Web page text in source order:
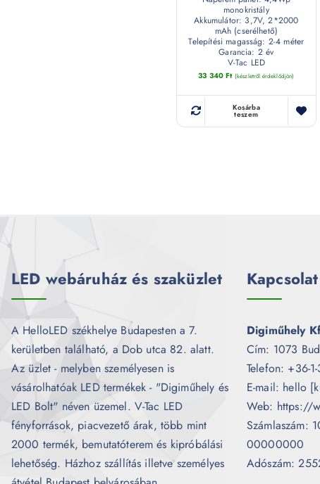
monokristály
Akkumulátor: 3,7V, 2*2000
mAh (cserélhető)
Telepítési magasság: 2-4 méter
Garancia: 2 év
V-Tac LED
33 340Ft (készletről érdeklődjön)
Kosárba
teszem
LED webáruház és szaküzlet
A HelloLED székhelye Budapesten a 7.
kerületben található, a Dob utca 82. alatt.
Az üzlet - melyben személyesen is
vásárolhatóak LED termékek - "Digiműhely és
LED Bolt" néven üzemel. V-Tac LED
fényforrások, piacvezető árak, több mint
2000 termék, bemutatóterem és kipróbálási
lehetőség. Házhoz szállítás illetve személyes
Kapcsolat
Digiműhely
Cím: 1073
Telefon: +36-
E-mail: hello
Web: https://
Számlaszám:
00000000
Adószám: